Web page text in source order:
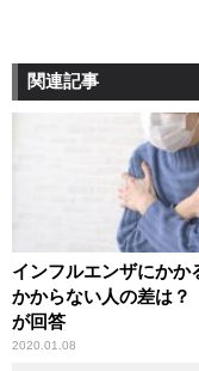
関連記事
インフルエンザにかか
かからない人の差は
が回答
2020.01.08